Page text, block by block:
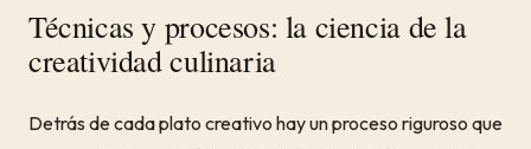
Técnicas y procesos: la ciencia de la
creatividad culinaria
Detrás de cada plato creativo hay un proceso riguroso que